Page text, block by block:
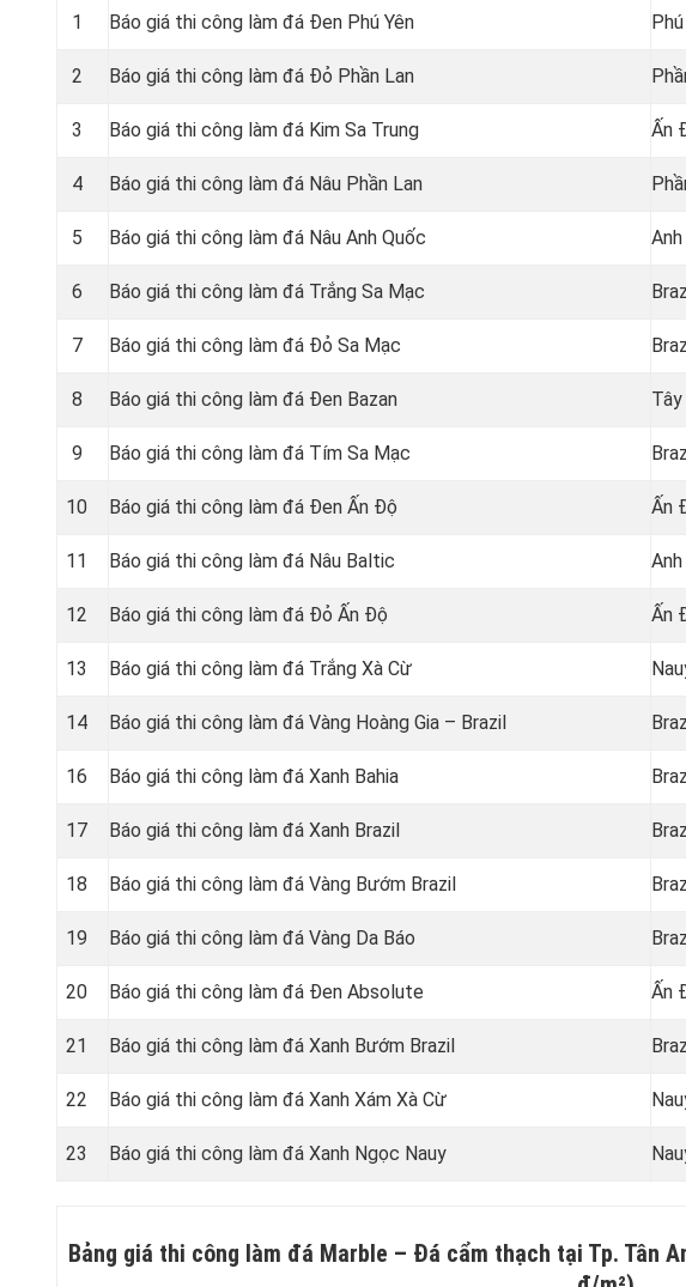
1 Báo giá thi công làm đá Đen Phú Yên
2 Báo giá thi công làm đá Đỏ Phần Lan
3 Báo giá thi công làm đá Kim Sa Trung Ấn
4 Báo giá thi công làm đá Nâu Phần Lan
5 Báo giá thi công làm đá Nâu Anh Quốc
6 Báo giá thi công làm đá Trắng Sa Mạc
7 Báo giá thi công làm đá Đỏ Sa Mạc
8 Báo giá thi công làm đá Đen Bazan
9 Báo giá thi công làm đá Tím Sa Mạc
10 Báo giá thi công làm đá Đen Ấn Độ Ấn
11 Báo giá thi công làm đá Nâu Baltic
12 Báo giá thi công làm đá Đỏ Ấn Độ Ấn
13 Báo giá thi công làm đá Trắng Xà Cừ
14 Báo giá thi công làm đá Vàng Hoàng Gia – Brazil
16 Báo giá thi công làm đá Xanh Bahia
17 Báo giá thi công làm đá Xanh Brazil
18 Báo giá thi công làm đá Vàng Bướm Brazil
19 Báo giá thi công làm đá Vàng Da Báo
20 Báo giá thi công làm đá Đen Absolute Ấn
21 Báo giá thi công làm đá Xanh Bướm Brazil
22 Báo giá thi công làm đá Xanh Xám Xà Cừ
23 Báo giá thi công làm đá Xanh Ngọc Nauy
Bảng giá thi công làm đá Marble – Đá cẩm thạch tại Tp. Tân